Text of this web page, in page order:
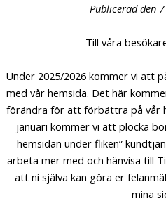
Publicerad den
Till våra
Under 2025/2026 kommer vi att
med vår hemsida. Det här
förändra för att förbättra på vår
januari kommer vi att plocka
hemsidan under fliken”
arbeta mer med och hänvisa till
att ni själva kan göra er
mina